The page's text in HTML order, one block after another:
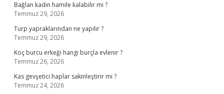
Bağlan kadın hamile kalabilir mi ?
Temmuz 29, 2026
Turp yapraklarından ne yapılır ?
Temmuz 29, 2026
Koç burcu erkeği hangi burçla evlenir ?
Temmuz 26, 2026
Kas gevşetici haplar sakinleştirir mi ?
Temmuz 24, 2026